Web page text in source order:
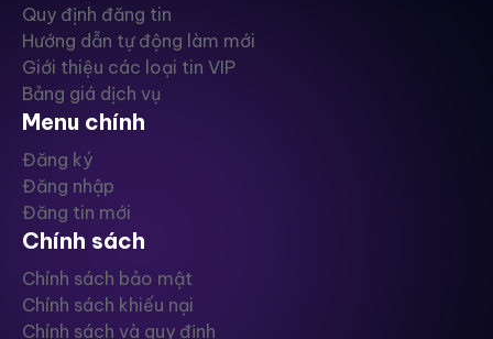
Quy định đăng tin
Hướng dẫn tự động làm mới
Giới thiệu các loại tin VIP
Bảng giá dịch vụ
Menu chính
Đăng ký
Đăng nhập
Đăng tin mới
Chính sách
Chính sách bảo mật
Chính sách khiếu nại
Chính sách và quy định